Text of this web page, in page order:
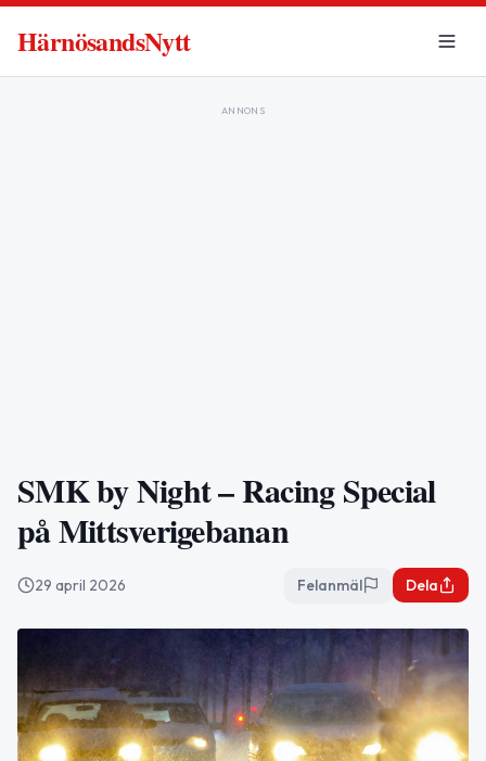
HärnösandsNytt
ANNONS
SMK by Night – Racing Special
på Mittsverigebanan
29 april 2026 Felanmäl Dela